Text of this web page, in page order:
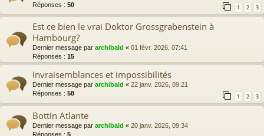
Réponses : 50 1 2 3
Est ce bien le vrai Doktor Grossgrabenstein à
Hambourg?
Dernier message par archibald « 01 févr. 2026, 07:41
Réponses : 15
Invraisemblances et impossibilités
Dernier message par archibald « 22 janv. 2026, 09:21
Réponses : 58 1 2 3
Bottin Atlante
Dernier message par archibald « 20 janv. 2026, 09:34
Réponses : 5